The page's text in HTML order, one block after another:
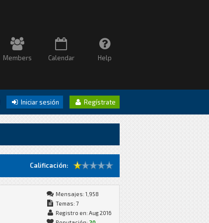
Members Calendar Help
Iniciar sesión Regístrate
Calificación:
Mensajes: 1,958
Temas: 7
Registro en: Aug 2016